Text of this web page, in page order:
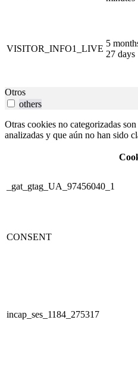
VISITOR_INFO1_LIVE
5
27 days
Otros
others
Otras cookies no categorizadas
analizadas y que aún no han sido
_gat_gtag_UA_97456040_1
CONSENT
incap_ses_1184_275317